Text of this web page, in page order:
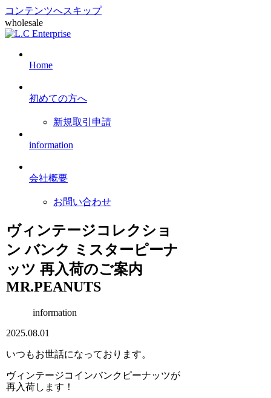
コンテンツへスキップ
wholesale
Home
初めての方へ
新規取引申請
information
会社概要
お問い合わせ
ヴィンテージコレクショ
ン バンク ミスターピーナ
ッツ 再入荷のご案内
MR.PEANUTS
information
2025.08.01
いつもお世話になっております。
ヴィンテージコインバンクピーナッツが
再入荷します！